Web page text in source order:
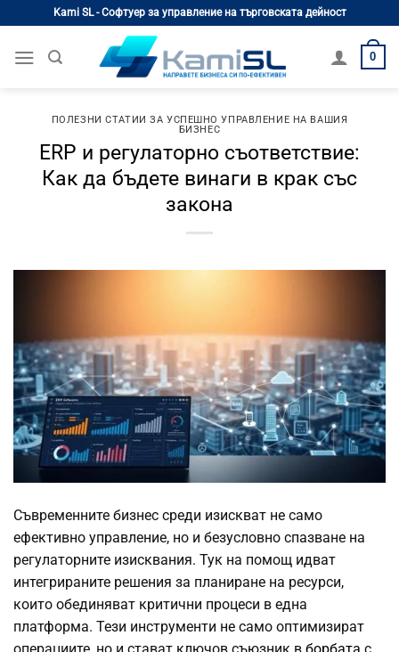
content
Kami SL - Софтуер за управление на търговската дейност
0
ПОЛЕЗНИ СТАТИИ ЗА УСПЕШНО УПРАВЛЕНИЕ НА ВАШИЯ
БИЗНЕС
ERP и регулаторно съответствие:
Как да бъдете винаги в крак със
закона
Съвременните бизнес среди изискват не само
ефективно управление, но и безусловно спазване на
регулаторните изисквания. Тук на помощ идват
интегрираните решения за планиране на ресурси,
които обединяват критични процеси в една
платформа. Тези инструменти не само оптимизират